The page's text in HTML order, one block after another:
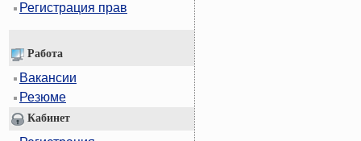
Регистрация прав
Работа
Вакансии
Резюме
Кабинет